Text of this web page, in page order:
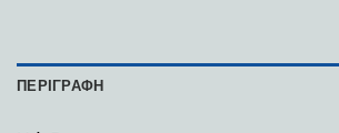
ΠΕΡΙΓΡΑΦΉ